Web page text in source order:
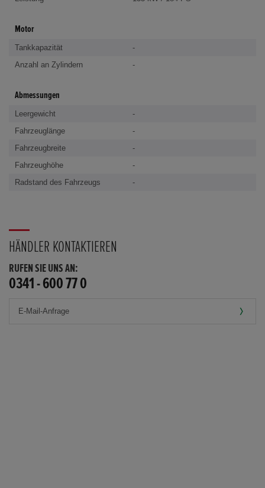
Motor
Tankkapazität
-
Anzahl an Zylindern
-
Abmessungen
Leergewicht
-
Fahrzeuglänge
-
Fahrzeugbreite
-
Fahrzeughöhe
-
Radstand des Fahrzeugs
-
HÄNDLER KONTAKTIEREN
RUFEN SIE UNS AN:
0341 - 600 77 0